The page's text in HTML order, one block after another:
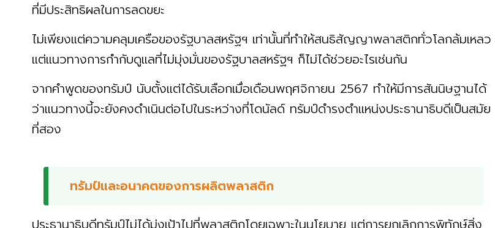
ที่มีประสิทธิผลในการลดขยะ
ไม่เพียงแต่ความคลุมเครือของรัฐบาลสหรัฐฯ เท่านั้นที่ทำให้สนธิสัญญาพลาสติกทั่วโลกล้มเหลว
แต่แนวทางการกำกับดูแลที่ไม่มุ่งมั่นของรัฐบาลสหรัฐฯ ก็ไม่ได้ช่วยอะไรเช่นกัน
จากคำพูดของทรัมป์ นับตั้งแต่ได้รับเลือกเมื่อเดือนพฤศจิกายน 2567 ทำให้มีการสันนิษฐานได้
ว่าแนวทางนี้จะยังคงดำเนินต่อไปในระหว่างที่โดนัลด์ ทรัมป์ดำรงตำแหน่งประธานาธิบดีเป็นสมัย
ที่สอง
ทรัมป์และอนาคตของการผลิตพลาสติก